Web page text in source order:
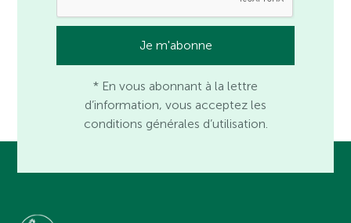
* En vous abonnant à la lettre
d’information, vous acceptez les
conditions générales d’utilisation.